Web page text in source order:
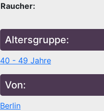
Raucher:
Altersgruppe:
40 - 49 Jahre
Von:
Berlin